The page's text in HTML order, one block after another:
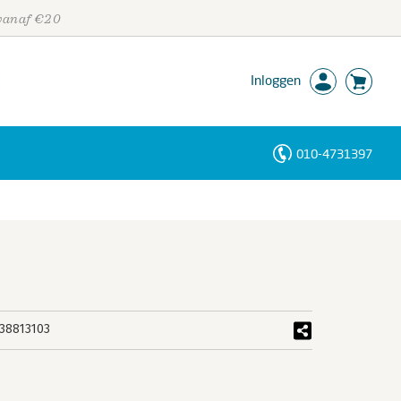
€20
Inloggen
010-4731397
Personen